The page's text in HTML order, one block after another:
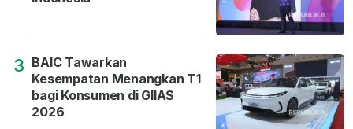
3 BAIC Tawarkan
Kesempatan Menangkan T1
bagi Konsumen di GIIAS
2026